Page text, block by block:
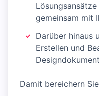
gemeinsam mit
Darüber hinaus
Erstellen und
Damit bereichern